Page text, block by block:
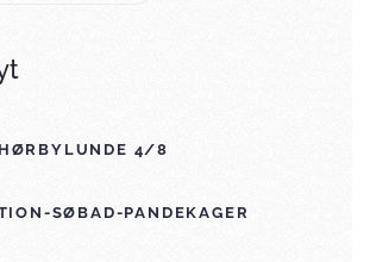
HØRBYLUNDE 4/8
SØBAD-PANDEKAGER